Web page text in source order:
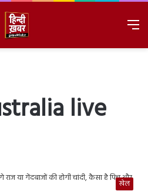
live
खेल